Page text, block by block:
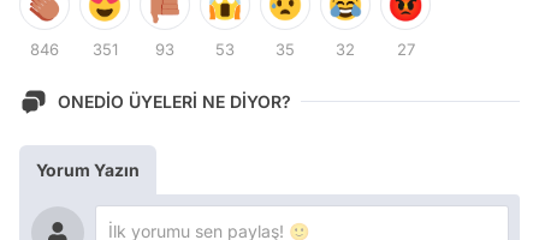
846 351 93 53 35 32 27
ONEDİO ÜYELERİ NE DİYOR?
Yorum Yazın